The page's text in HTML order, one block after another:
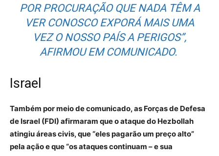
POR PROCURAÇÃO QUE NADA TÊM A
VER CONOSCO EXPORÁ MAIS UMA
VEZ O NOSSO PAÍS A PERIGOS”,
AFIRMOU EMCOMUNICADO.
Israel
Também por meio de comunicado, as Forças de Defesa
de Israel (FDI) afirmaram que o ataque do Hezbollah
atingiu áreas civis, que “eles pagarão um preço alto”
pela ação e que “os ataques continuam – e sua